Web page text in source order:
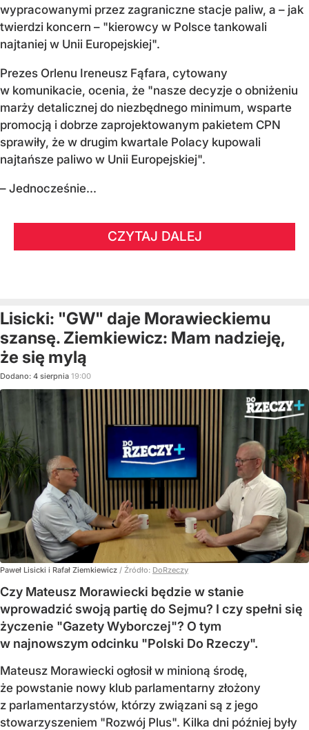
wypracowanymi przez zagraniczne stacje paliw, a – jak
twierdzi koncern – "kierowcy w Polsce tankowali
najtaniej w Unii Europejskiej".
Prezes Orlenu Ireneusz Fąfara, cytowany
w komunikacie, ocenia, że "nasze decyzje o obniżeniu
marży detalicznej do niezbędnego minimum, wsparte
promocją i dobrze zaprojektowanym pakietem CPN
sprawiły, że w drugim kwartale Polacy kupowali
najtańsze paliwo w Unii Europejskiej".
– Jednocześnie...
CZYTAJ DALEJ
Lisicki: "GW" daje Morawieckiemu
szansę. Ziemkiewicz: Mam nadzieję,
że się mylą
Dodano: 4 sierpnia 19:00
Paweł Lisicki i Rafał Ziemkiewicz / Źródło: DoRzeczy
Czy Mateusz Morawiecki będzie w stanie
wprowadzić swoją partię do Sejmu? I czy spełni się
życzenie "Gazety Wyborczej"? O tym
w najnowszym odcinku "Polski Do Rzeczy".
Mateusz Morawiecki ogłosił w minioną środę,
że powstanie nowy klub parlamentarny złożony
z parlamentarzystów, którzy związani są z jego
stowarzyszeniem "Rozwój Plus". Kilka dni później były